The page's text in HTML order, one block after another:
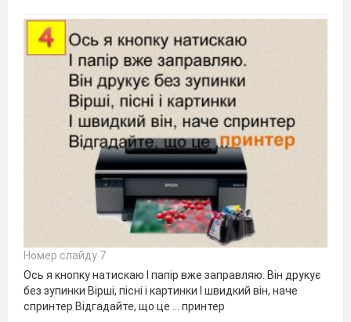
Номер слайду 7
Ось я кнопку натискаю І папір вже заправляю. Він друкує
без зупинки Вірші, пісні і картинки І швидкий він, наче
спринтер Відгадайте, що це ... принтер